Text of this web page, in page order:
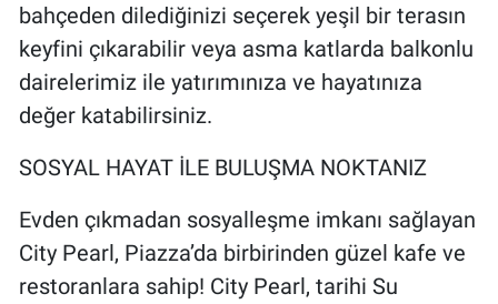
bahçeden dilediğinizi seçerek yeşil bir terasın
keyfini çıkarabilir veya asma katlarda balkonlu
dairelerimiz ile yatırımınıza ve hayatınıza
değer katabilirsiniz.
SOSYAL HAYAT İLE BULUŞMA NOKTANIZ
Evden çıkmadan sosyalleşme imkanı sağlayan
City Pearl, Piazza’da birbirinden güzel kafe ve
restoranlara sahip! City Pearl, tarihi Su